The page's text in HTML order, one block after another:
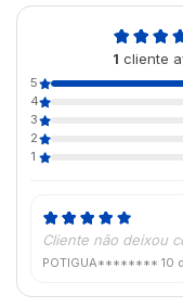
1 cliente
5
4
3
2
1
Cliente não deixou
POTIGUA******** 10